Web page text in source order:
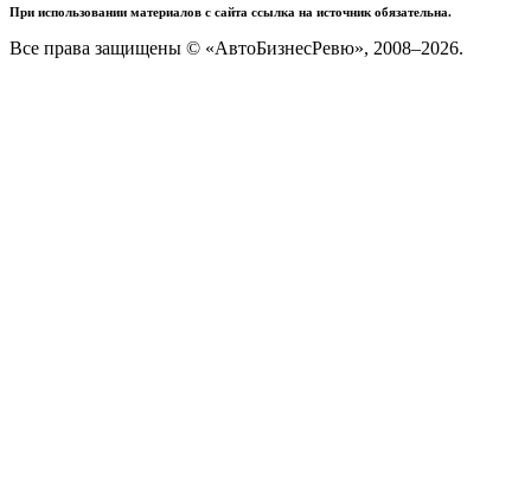
При использовании материалов с сайта ссылка на источник обязательна.
Все права защищены © «АвтоБизнесРевю», 2008–2026.